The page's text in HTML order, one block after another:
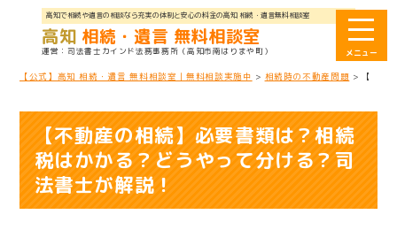
高知で相続や遺言の相談なら充実の体制と安心の料金の高知 相続・遺言無料相談室
高知 相続・遺言 無料相談室
司法書士カインド法務事務所 （高知市南はりまや町）
【公式】高知 相続・遺言 無料相談室｜無料相談実施中 > 相続時の不動産問題 > 【不動
【不動産の相続】必要書類は？相続
税はかかる？どうやって分ける？司
法書士が解説！